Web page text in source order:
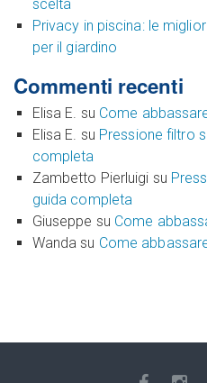
scelta
Privacy in piscina: le
per il giardino
Commenti recenti
Elisa E. su Come
Elisa E. su Pressione filtro
completa
Zambetto Pierluigi su
guida completa
Giuseppe su Come
Wanda su Come